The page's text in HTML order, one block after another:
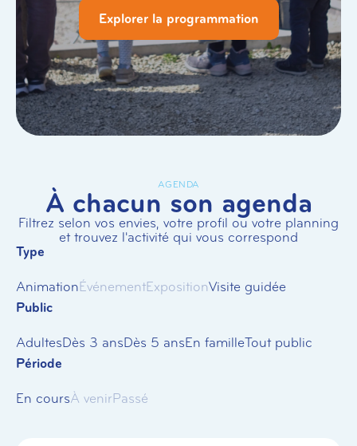
Explorer la programmation
AGENDA
À chacun son agenda
Filtrez selon vos envies, votre profil ou votre planning
et trouvez l'activité qui vous correspond
Type
AnimationÉvénementExpositionVisite guidée
Public
AdultesDès 3 ansDès 5 ansEn familleTout public
Période
En coursÀ venirPassé